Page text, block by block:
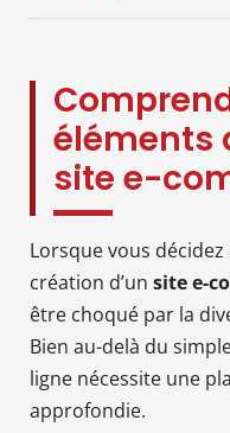
éléments
site e-
Lorsque vous
création d’un site e-
être choqué par la
Bien au-delà du
ligne nécessite une
approfondie.